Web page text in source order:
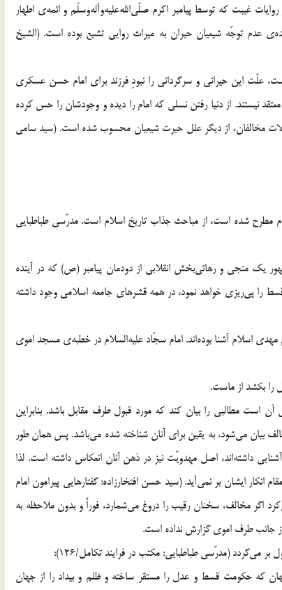
غیبت که توسط پیامبر اکرم صلّی‌الله‌علیه‌وآله‌وسلّم و ائمه‌ی اطهار
عدم توجّه شیعیان حیران به میراث روایی تشیع بوده است. (الشیخ
علّت این حیرانی و سرگردانی را نبودِ فرزند برای امام حسن عسکری
نیستند. از دنیا رفتن نسلی که امام را دیده و وجودشان را حس کرده
مخالفان، از دیگر علل حیرت شیعیان محسوب شده است. (سید سامی
مطرح شده است، از مباحث جذاب تاریخ اسلام است. مدرّسی طباطبایی
یک منجی و رهائی‌بخش انقلابی از دودمان پیامبر (ص) که در آینده
پی‌ریزی خواهد نمود، در همه‌ قشرهای جامعه اسلامی وجود داشته
اسلام آشنا بوده‌اند. امام سجّاد علیه‌السلام در خطبه‌ی مسجد اموی
را بکشد از ماست.
مطالبی را بیان کند که مورد قبول طرف مقابل باشد. بنابراین
بیان می‌شود، به یقین برای آنان شناخته شده می‌باشد. پس همان طور
داشته‌اند، اصل مهدویّت نیز در ذهن آنان انعکاس داشته است. لذا
ایشان بر نمی‌آید. (سید حسن افتخارزاده: گفتارهایی پیرامون امام
می‌کرد اگر مخالف، سخنان رقیب را دروغ می‌شمارد، فوراً و بدون ملاحظه به
از جانب طرف اموی گزارش نداده است.
می‌گردد (مدرّسی طباطبایی: مکتب در فرایند تکامل/126):
که حکومت قسط و عدل را مستقر ساخته و ظلم و بیداد را از جهان